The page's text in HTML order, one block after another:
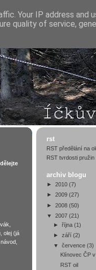
olej (já
rst
RST předělání na
RST tvrdosti pružin
archiv blogu
► 2010 (7)
► 2009 (27)
► 2008 (50)
▼ 2007 (21)
► října (1)
► září (2)
▼ července (3)
Klínovec ČP
RST oil
Your IP address and
quality of service,